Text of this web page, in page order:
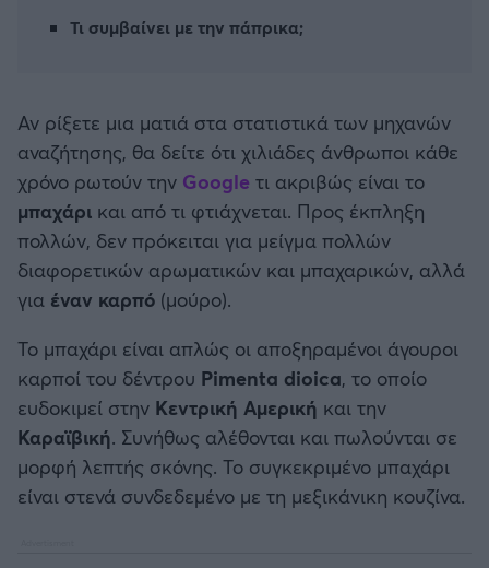
Ηρακλής
Ρεάλ Μαδρίτης
Ατλέτικο Μαδρίτης
Μάντσεστερ Γιουνάιτεντ
Μάντσεστερ Σίτι
Λίβερπουλ
Τσέλσι
Άρσεναλ
Τι συμβαίνει με την πάπρικα;
Αν ρίξετε μια ματιά στα στατιστικά των μηχανών
αναζήτησης, θα δείτε ότι χιλιάδες άνθρωποι κάθε
χρόνο ρωτούν την Google τι ακριβώς είναι το
μπαχάρι και από τι φτιάχνεται. Προς έκπληξη
πολλών, δεν πρόκειται για μείγμα πολλών
διαφορετικών αρωματικών και μπαχαρικών, αλλά
για έναν καρπό (μούρο).
Το μπαχάρι είναι απλώς οι αποξηραμένοι άγουροι
καρποί του δέντρου Pimenta dioica, το οποίο
ευδοκιμεί στην Κεντρική Αμερική και την
Καραϊβική. Συνήθως αλέθονται και πωλούνται σε
μορφή λεπτής σκόνης. Το συγκεκριμένο μπαχάρι
είναι στενά συνδεδεμένο με τη μεξικάνικη κουζίνα.